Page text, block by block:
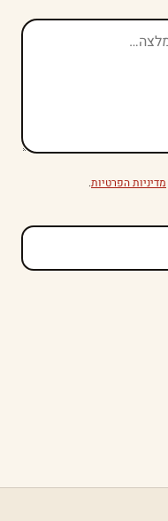
מדיניות הפרטיות.